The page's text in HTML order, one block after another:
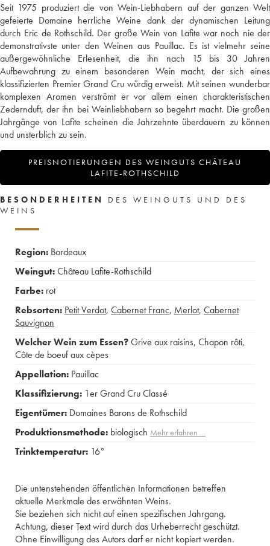
Seit 1975 produziert die von Wein-Liebhabern auf der ganzen Welt
gefeierte Domaine herrliche Weine dank der dynamischen Leitung
durch Eric de Rothschild. Der große Wein von Lafite war noch nie der
demonstrativste unter den Weinen aus Pauillac. Es ist vielmehr seine
außergewöhnliche Erlesenheit, die ihn nach 15 bis 30 Jahren
Aufbewahrung zu einem besonderen Wein macht, der sich eines
klassifizierten Premier Grand Cru würdig erweist. Mit seinen wunderbar
komplexen Aromen verströmt er vor allem einen charakteristischen
Zedernduft, der ihn bei Weinliebhabern so begehrt macht. Die großen
Jahrgänge von Lafite scheinen die Jahrzehnte überdauern zu können
und unsterblich zu sein.
PREISNOTIERUNGEN DES WEINGUTS CHÂTEAU
LAFITE-ROTHSCHILD
BESONDERHEITEN
DES WEINGUTS UND DES
WEINS
Region: Bordeaux
Weingut:Château Lafite-Rothschild
Farbe: rot
Rebsorten: Petit Verdot, Cabernet Franc, Merlot, Cabernet
Sauvignon
Welcher Wein zum Essen?Grive aux raisins, Chapon rôti,
Côte de boeuf aux cèpes
Appellation: Pauillac
Klassifizierung: 1er Grand Cru Classé
Eigentümer: Domaines Barons de Rothschild
Produktionsmethode: biologisch Mehr erfahren …
Trinktemperatur: 16°
Die untenstehenden öffentlichen Informationen betreffen
aktuelle Merkmale des erwähnten Weins.
Sie beziehen sich nicht auf einen spezifischen Jahrgang.
Achtung, dieser Text wird durch das Urheberrecht geschützt.
Ohne Einwilligung des Autors darf er nicht kopiert werden.